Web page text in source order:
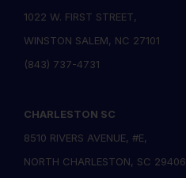
1022 W. FIRST STREET,
WINSTON SALEM, NC 27101
(843) 737-4731
CHARLESTON SC
8510 RIVERS AVENUE, #E,
NORTH CHARLESTON, SC 29406